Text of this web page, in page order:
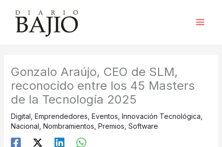
contenido
Gonzalo Araújo, CEO de SLM,
reconocido entre los 45 Masters
de la Tecnología 2025
Digital Emprendedores Eventos Innovación Tecnológica
Nacional Nombramientos Premios Software